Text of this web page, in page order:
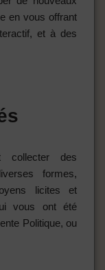
en vous offrant
et à des
collecter des
formes,
licites et
vous ont été
Politique, ou